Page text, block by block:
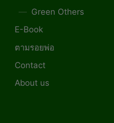
Green Others
E-Book
ตามรอยพ่อ
Contact
About us